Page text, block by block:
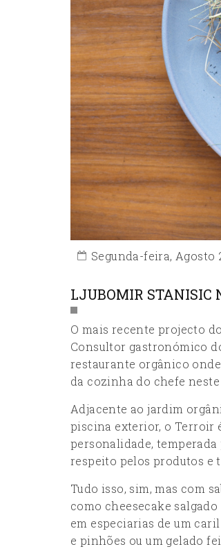
Segunda-feira, Agosto
LJUBOMIR STANISIC
O mais recente projecto
Consultor gastronómico
restaurante orgânico
da cozinha do chefe
Adjacente ao jardim
piscina exterior, o Terroir
personalidade,
respeito pelos produtos e
Tudo isso, sim, mas com
como cheesecake
em especiarias de um
e pinhões ou um gelado